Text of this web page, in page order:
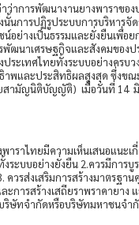
าการพัฒนางานยางพาราของ
นการปฏิรูประบบการบริหารจั
น์อย่างเป็นธรรมและยั่งยืนเพื่
พัฒนาเศรษฐกิจและสังคมของ
ระเทศไทยทั้งระบบอย่างครบ
าพและประสิทธิผลสูงสุด ซึ่งข
ามัญนิติบัญญัติ) เมื่อวันที่ 14 มิ
ราไทยมีความเห็นเสนอแนะเ
ระบบอย่างยั่งยืน 2.ควรมีการ
ควรส่งเสริมการสร้างมาตร
ะการสร้างเสถียราพราคายา
ษัทจำกัดหรือบริษัทมหาชนจำ